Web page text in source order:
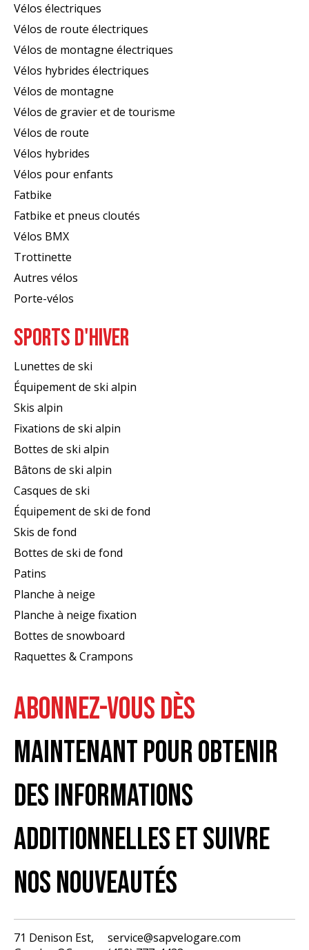
Vélos électriques
Vélos de route électriques
Vélos de montagne électriques
Vélos hybrides électriques
Vélos de montagne
Vélos de gravier et de tourisme
Vélos de route
Vélos hybrides
Vélos pour enfants
Fatbike
Fatbike et pneus cloutés
Vélos BMX
Trottinette
Autres vélos
Porte-vélos
SPORTS D'HIVER
Lunettes de ski
Équipement de ski alpin
Skis alpin
Fixations de ski alpin
Bottes de ski alpin
Bâtons de ski alpin
Casques de ski
Équipement de ski de fond
Skis de fond
Bottes de ski de fond
Patins
Planche à neige
Planche à neige fixation
Bottes de snowboard
Raquettes & Crampons
ABONNEZ-VOUS DÈS
MAINTENANT POUR OBTENIR
DES INFORMATIONS
ADDITIONNELLES ET SUIVRE
NOS NOUVEAUTÉS
71 Denison Est,
service@sapvelogare.com